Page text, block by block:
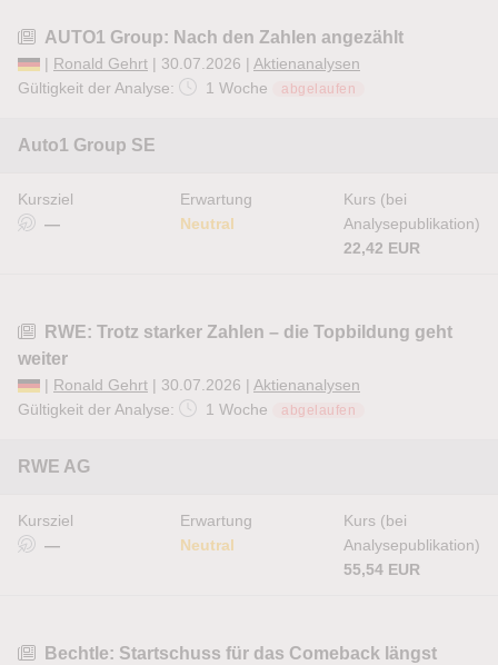
AUTO1 Group: Nach den Zahlen angezählt
| Ronald Gehrt | 30.07.2026 | Aktienanalysen
Gültigkeit der Analyse:
1 Woche abgelaufen
Auto1 Group SE
Kursziel
—
Erwartung
Neutral
Kurs (bei
Analysepublikation)
22,42 EUR
RWE: Trotz starker Zahlen – die Topbildung geht
weiter
| Ronald Gehrt | 30.07.2026 | Aktienanalysen
Gültigkeit der Analyse:
1 Woche abgelaufen
RWE AG
Kursziel
—
Erwartung
Neutral
Kurs (bei
Analysepublikation)
55,54 EUR
Bechtle: Startschuss für das Comeback längst